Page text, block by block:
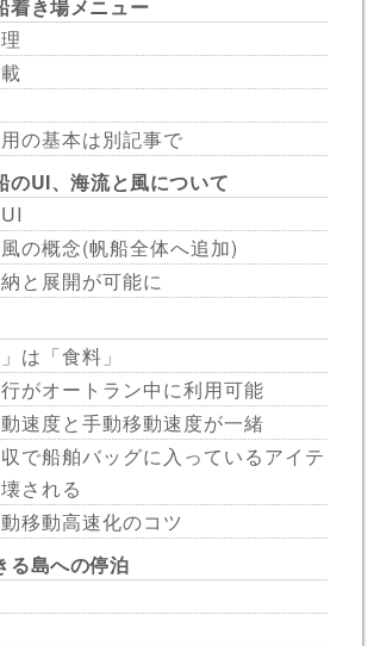
着き場メニュー
の基本は別記事で
のUI、海流と風について
の概念(帆船全体へ追加)
と展開が可能に
は「食料」
がオートラン中に利用可能
速度と手動移動速度が一緒
で船舶バッグに入っているアイテ
される
移動高速化のコツ
る島への停泊